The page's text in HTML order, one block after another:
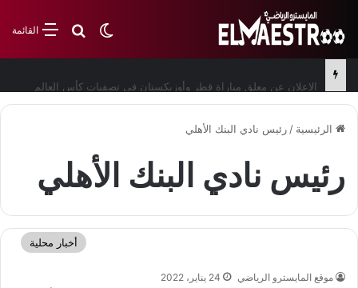
القائمةبحث عن
الوضع المظلم
الإعلان عن معلق مباراة قطر وأوزبكستان في تصفيات كأس العالم
الرئيسية / رئيس نادي البنك الأهلي
رئيس نادي البنك الأهلي
أخبار محلية
موقع المايسترو الرياضي 24 يناير، 2022